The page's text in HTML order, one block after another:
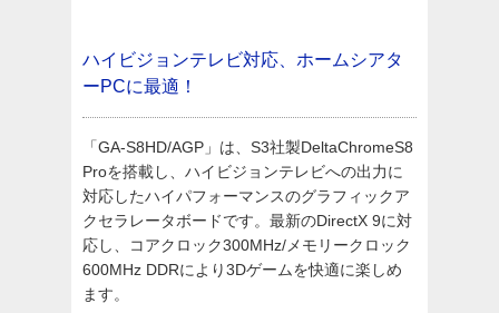
ハイビジョンテレビ対応、ホームシアタ
ーPCに最適！
「GA-S8HD/AGP」は、S3社製DeltaChromeS8
Proを搭載し、ハイビジョンテレビへの出力に
対応したハイパフォーマンスのグラフィックア
クセラレータボードです。最新のDirectX 9に対
応し、コアクロック300MHz/メモリークロック
600MHz DDRにより3Dゲームを快適に楽しめ
ます。